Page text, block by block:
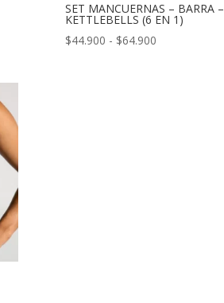
SET MANCUERNAS – BARRA –
KETTLEBELLS (6 EN 1)
$44.900 - $64.900Rango